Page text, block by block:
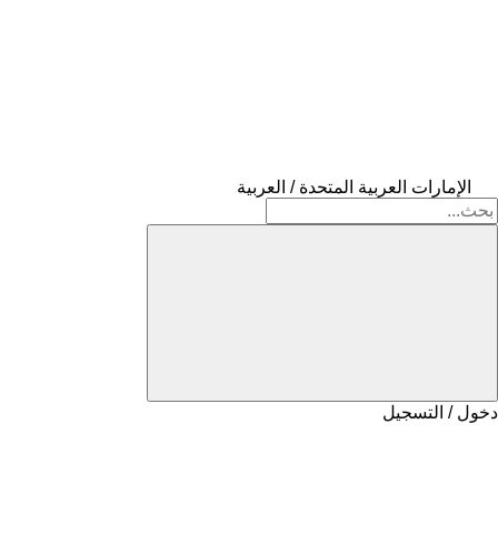
الإمارات العربية المتحدة / العربية
دخول / التسجيل